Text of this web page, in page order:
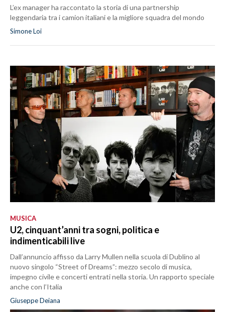
L’ex manager ha raccontato la storia di una partnership
leggendaria tra i camion italiani e la migliore squadra del mondo
Simone Loi
MUSICA
U2, cinquant’anni tra sogni, politica e
indimenticabili live
Dall’annuncio affisso da Larry Mullen nella scuola di Dublino al
nuovo singolo “Street of Dreams”: mezzo secolo di musica,
impegno civile e concerti entrati nella storia. Un rapporto speciale
anche con l’Italia
Giuseppe Deiana